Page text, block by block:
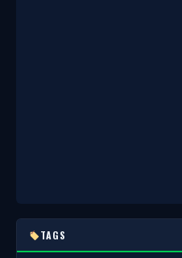
TAGS